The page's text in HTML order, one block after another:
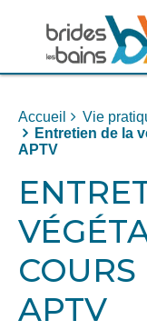
Accueil Vie
Entretien de la
APTV
APTV